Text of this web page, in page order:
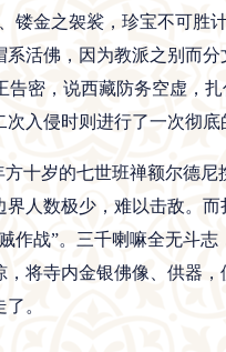
金之袈裟，珍宝不可胜
活佛，因为教派之别而
密，说西藏防务空虚，
入侵时则进行了一次彻底
十岁的七世班禅额尔德
人数极少，难以击敌。
战”。三千喇嘛全无斗
将寺内金银佛像、供器
。